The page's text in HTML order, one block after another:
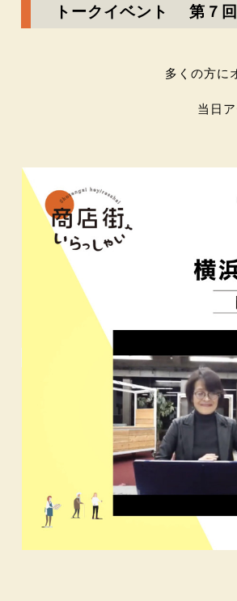
トークイベント 第７回
多くの方に
当日